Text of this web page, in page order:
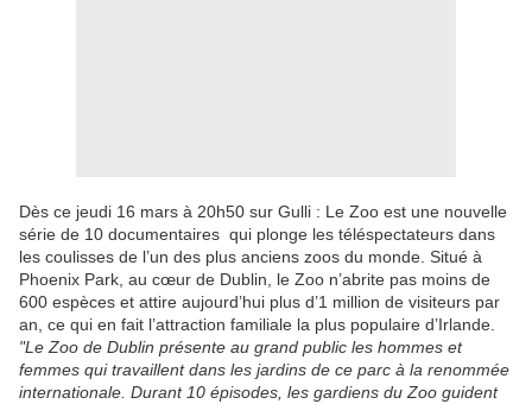
Dès ce jeudi 16 mars à 20h50 sur Gulli : Le Zoo est une nouvelle
série de 10 documentaires qui plonge les téléspectateurs dans
les coulisses de l’un des plus anciens zoos du monde. Situé à
Phoenix Park, au cœur de Dublin, le Zoo n’abrite pas moins de
600 espèces et attire aujourd’hui plus d’1 million de visiteurs par
an, ce qui en fait l’attraction familiale la plus populaire d’Irlande.
"Le Zoo de Dublin présente au grand public les hommes et
femmes qui travaillent dans les jardins de ce parc à la renommée
internationale. Durant 10 épisodes, les gardiens du Zoo guident